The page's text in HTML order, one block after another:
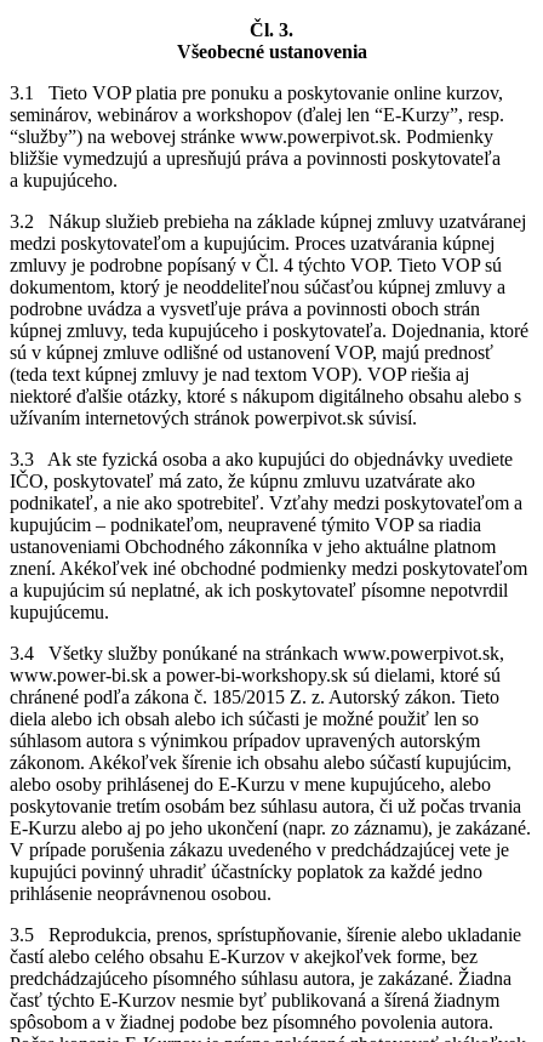
Čl. 3.
Všeobecné ustanovenia
3.1 Tieto VOP platia pre ponuku a poskytovanie online kurzov,
seminárov, webinárov a workshopov (ďalej len “E-Kurzy”, resp.
“služby”) na webovej stránke www.powerpivot.sk. Podmienky
bližšie vymedzujú a upresňujú práva a povinnosti poskytovateľa
a kupujúceho.
3.2 Nákup služieb prebieha na základe kúpnej zmluvy uzatváranej
medzi poskytovateľom a kupujúcim. Proces uzatvárania kúpnej
zmluvy je podrobne popísaný v Čl. 4 týchto VOP. Tieto VOP sú
dokumentom, ktorý je neoddeliteľnou súčasťou kúpnej zmluvy a
podrobne uvádza a vysvetľuje práva a povinnosti oboch strán
kúpnej zmluvy, teda kupujúceho i poskytovateľa. Dojednania, ktoré
sú v kúpnej zmluve odlišné od ustanovení VOP, majú prednosť
(teda text kúpnej zmluvy je nad textom VOP). VOP riešia aj
niektoré ďalšie otázky, ktoré s nákupom digitálneho obsahu alebo s
užívaním internetových stránok powerpivot.sk súvisí.
3.3 Ak ste fyzická osoba a ako kupujúci do objednávky uvediete
IČO, poskytovateľ má zato, že kúpnu zmluvu uzatvárate ako
podnikateľ, a nie ako spotrebiteľ. Vzťahy medzi poskytovateľom a
kupujúcim – podnikateľom, neupravené týmito VOP sa riadia
ustanoveniami Obchodného zákonníka v jeho aktuálne platnom
znení. Akékoľvek iné obchodné podmienky medzi poskytovateľom
a kupujúcim sú neplatné, ak ich poskytovateľ písomne nepotvrdil
kupujúcemu.
3.4 Všetky služby ponúkané na stránkach www.powerpivot.sk,
www.power-bi.sk a power-bi-workshopy.sk sú dielami, ktoré sú
chránené podľa zákona č. 185/2015 Z. z. Autorský zákon. Tieto
diela alebo ich obsah alebo ich súčasti je možné použiť len so
súhlasom autora s výnimkou prípadov upravených autorským
zákonom. Akékoľvek šírenie ich obsahu alebo súčastí kupujúcim,
alebo osoby prihlásenej do E-Kurzu v mene kupujúceho, alebo
poskytovanie tretím osobám bez súhlasu autora, či už počas trvania
E-Kurzu alebo aj po jeho ukončení (napr. zo záznamu), je zakázané.
V prípade porušenia zákazu uvedeného v predchádzajúcej vete je
kupujúci povinný uhradiť účastnícky poplatok za každé jedno
prihlásenie neoprávnenou osobou.
3.5 Reprodukcia, prenos, sprístupňovanie, šírenie alebo ukladanie
častí alebo celého obsahu E-Kurzov v akejkoľvek forme, bez
predchádzajúceho písomného súhlasu autora, je zakázané. Žiadna
časť týchto E-Kurzov nesmie byť publikovaná a šírená žiadnym
spôsobom a v žiadnej podobe bez písomného povolenia autora.